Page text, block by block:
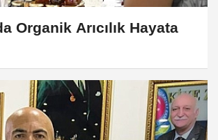
Organik Arıcılık Hayata